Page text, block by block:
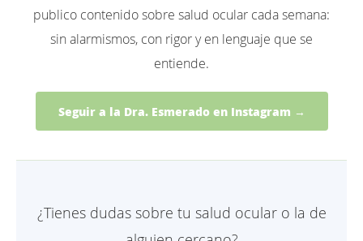
publico contenido sobre salud ocular cada semana:
sin alarmismos, con rigor y en lenguaje que se
entiende.
Seguir a la Dra. Esmerado en Instagram →
¿Tienes dudas sobre tu salud ocular o la de